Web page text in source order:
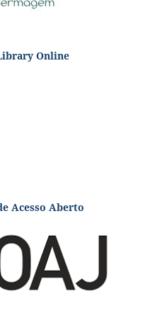
Online
Acesso Aberto